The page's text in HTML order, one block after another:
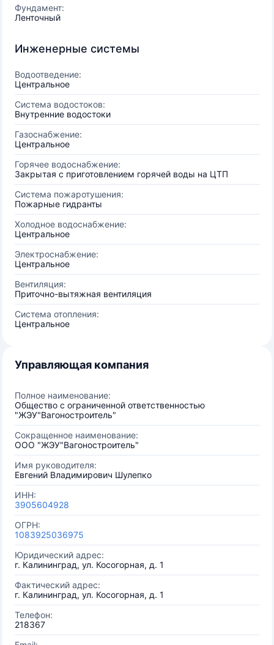
Фундамент:
Ленточный
Инженерные системы
Водоотведение:
Центральное
Система водостоков:
Внутренние водостоки
Газоснабжение:
Центральное
Горячее водоснабжение:
Закрытая с приготовлением горячей воды на ЦТП
Система пожаротушения:
Пожарные гидранты
Холодное водоснабжение:
Центральное
Электроснабжение:
Центральное
Вентиляция:
Приточно-вытяжная вентиляция
Система отопления:
Центральное
Управляющая компания
Полное наименование:
Общество с ограниченной ответственностью
"ЖЭУ"Вагоностроитель"
Сокращенное наименование:
ООО "ЖЭУ"Вагоностроитель"
Имя руководителя:
Евгений Владимирович Шулепко
ИНН:
3905604928
ОГРН:
1083925036975
Юридический адрес:
г. Калининград, ул. Косогорная, д. 1
Фактический адрес:
г. Калининград, ул. Косогорная, д. 1
Телефон:
218367